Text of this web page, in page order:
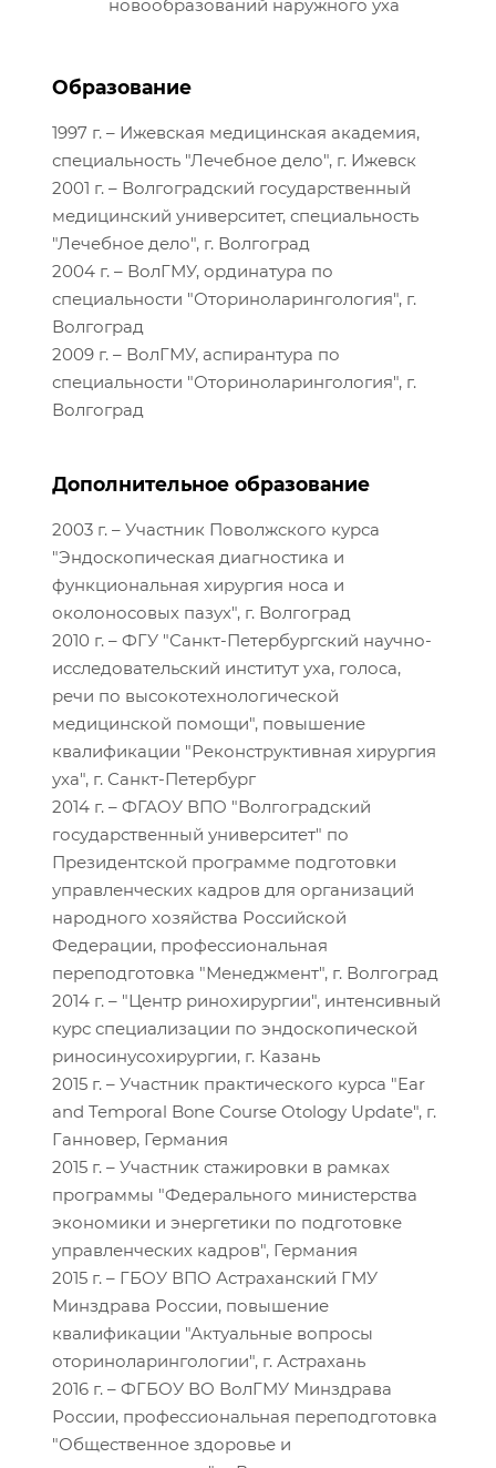
новообразований наружного уха
Образование
1997 г. – Ижевская медицинская академия,
специальность "Лечебное дело", г. Ижевск
2001 г. – Волгоградский государственный
медицинский университет, специальность
"Лечебное дело", г. Волгоград
2004 г. – ВолГМУ, ординатура по
специальности "Оториноларингология", г.
Волгоград
2009 г. – ВолГМУ, аспирантура по
специальности "Оториноларингология", г.
Волгоград
Дополнительное образование
2003 г. – Участник Поволжского курса
"Эндоскопическая диагностика и
функциональная хирургия носа и
околоносовых пазух", г. Волгоград
2010 г. – ФГУ "Санкт-Петербургский научно-
исследовательский институт уха, голоса,
речи по высокотехнологической
медицинской помощи", повышение
квалификации "Реконструктивная хирургия
уха", г. Санкт-Петербург
2014 г. – ФГАОУ ВПО "Волгоградский
государственный университет" по
Президентской программе подготовки
управленческих кадров для организаций
народного хозяйства Российской
Федерации, профессиональная
переподготовка "Менеджмент", г. Волгоград
2014 г. – "Центр ринохирургии", интенсивный
курс специализации по эндоскопической
риносинусохирургии, г. Казань
2015 г. – Участник практического курса "Ear
and Temporal Bone Course Otology Update", г.
Ганновер, Германия
2015 г. – Участник стажировки в рамках
программы "Федерального министерства
экономики и энергетики по подготовке
управленческих кадров", Германия
2015 г. – ГБОУ ВПО Астраханский ГМУ
Минздрава России, повышение
квалификации "Актуальные вопросы
оториноларингологии", г. Астрахань
2016 г. – ФГБОУ ВО ВолГМУ Минздрава
России, профессиональная переподготовка
"Общественное здоровье и